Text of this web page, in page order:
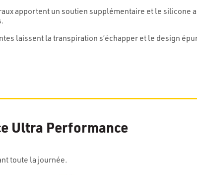
apportent un soutien supplémentaire et le silicone
laissent la transpiration s’échapper et le design
Ultra Performance
toute la journée.